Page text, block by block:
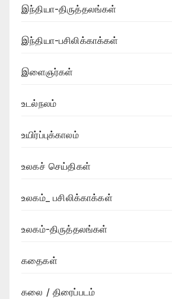
இந்தியா-திருத்தலங்கள்
இந்தியா-பசிலிக்காக்கள்
இளைஞர்கள்
உடல்நலம்
உயிர்ப்புக்காலம்
உலகச் செய்திகள்
உலகம்_ பசிலிக்காக்கள்
உலகம்-திருத்தலங்கள்
கதைகள்
கலை / திரைப்படம்